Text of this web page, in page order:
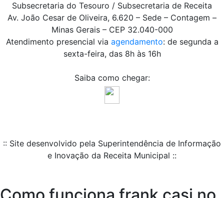
Subsecretaria do Tesouro / Subsecretaria de Receita
Av. João Cesar de Oliveira, 6.620 – Sede – Contagem –
Minas Gerais – CEP 32.040-000
Atendimento presencial via agendamento: de segunda a
sexta-feira, das 8h às 16h
Saiba como chegar:
:: Site desenvolvido pela Superintendência de Informação
e Inovação da Receita Municipal ::